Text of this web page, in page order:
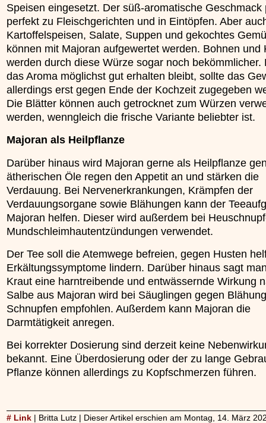
Speisen eingesetzt. Der süß-aromatische Geschmack
perfekt zu Fleischgerichten und in Eintöpfen. Aber
Kartoffelspeisen, Salate, Suppen und gekochtes
können mit Majoran aufgewertet werden. Bohnen und
werden durch diese Würze sogar noch bekömmlicher.
das Aroma möglichst gut erhalten bleibt, sollte das
allerdings erst gegen Ende der Kochzeit zugegeben
Die Blätter können auch getrocknet zum Würzen
werden, wenngleich die frische Variante beliebter ist.
Majoran als Heilpflanze
Darüber hinaus wird Majoran gerne als Heilpflanze
ätherischen Öle regen den Appetit an und stärken die
Verdauung. Bei Nervenerkrankungen, Krämpfen der
Verdauungsorgane sowie Blähungen kann der
Majoran helfen. Dieser wird außerdem bei
Mundschleimhautentzündungen verwendet.
Der Tee soll die Atemwege befreien, gegen Husten
Erkältungssymptome lindern. Darüber hinaus sagt
Kraut eine harntreibende und entwässernde Wirkung
Salbe aus Majoran wird bei Säuglingen gegen
Schnupfen empfohlen. Außerdem kann Majoran die
Darmtätigkeit anregen.
Bei korrekter Dosierung sind derzeit keine
bekannt. Eine Überdosierung oder der zu lange
Pflanze können allerdings zu Kopfschmerzen führen.
# Link | Britta Lutz | Dieser Artikel erschien am Montag, 14. März